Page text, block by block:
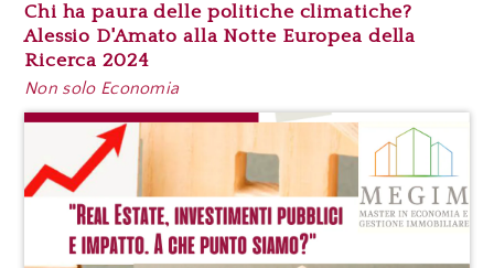
Chi ha paura delle politiche climatiche?
Alessio D'Amato alla Notte Europea della
Ricerca 2024
Non solo Economia